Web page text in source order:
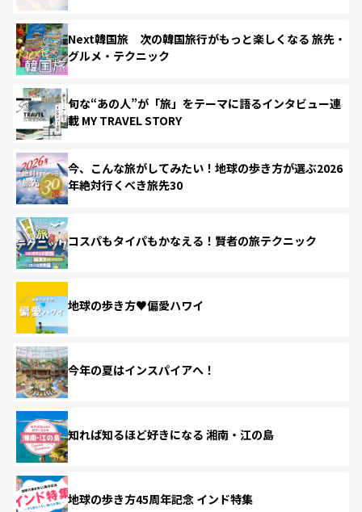
Next韓国旅 次の韓国旅行がもっと楽しくなる 旅先・
グルメ・テクニック
旬な“あの人”が「旅」をテーマに語るインタビュー連
載 MY TRAVEL STORY
今、こんな旅がしてみたい！地球の歩き方が選ぶ2026
年絶対行くべき旅先30
コスパもタイパもかなえる！賢者の旅テクニック
地球の歩き方♥偏愛ハワイ
今年の夏はインスパイアへ！
知れば知るほど好きになる 湘南・江の島
地球の歩き方45周年記念 インド特集